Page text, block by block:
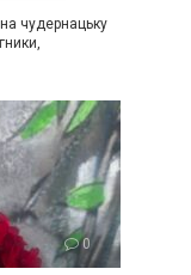
чудернацьку
0